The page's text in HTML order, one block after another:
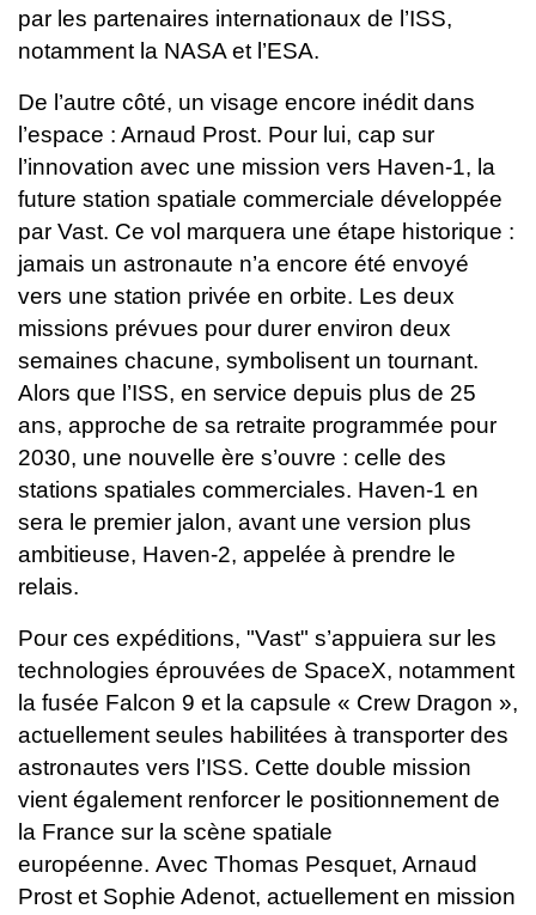
par les partenaires internationaux de l’ISS,
notamment la NASA et l’ESA.
De l’autre côté, un visage encore inédit dans
l’espace : Arnaud Prost. Pour lui, cap sur
l’innovation avec une mission vers Haven-1, la
future station spatiale commerciale développée
par Vast. Ce vol marquera une étape historique :
jamais un astronaute n’a encore été envoyé
vers une station privée en orbite. Les deux
missions prévues pour durer environ deux
semaines chacune, symbolisent un tournant.
Alors que l’ISS, en service depuis plus de 25
ans, approche de sa retraite programmée pour
2030, une nouvelle ère s’ouvre : celle des
stations spatiales commerciales. Haven-1 en
sera le premier jalon, avant une version plus
ambitieuse, Haven-2, appelée à prendre le
relais.
Pour ces expéditions, "Vast" s’appuiera sur les
technologies éprouvées de SpaceX, notamment
la fusée Falcon 9 et la capsule « Crew Dragon »,
actuellement seules habilitées à transporter des
astronautes vers l’ISS. Cette double mission
vient également renforcer le positionnement de
la France sur la scène spatiale
européenne. Avec Thomas Pesquet, Arnaud
Prost et Sophie Adenot, actuellement en mission